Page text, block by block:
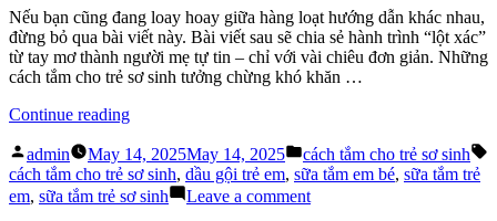
Lượt
Review
Nếu bạn cũng đang loay hoay giữa hàng loạt hướng dẫn khác nhau,
đừng bỏ qua bài viết này. Bài viết sau sẽ chia sẻ hành trình “lột xác”
từ tay mơ thành người mẹ tự tin – chỉ với vài chiêu đơn giản. Những
cách tắm cho trẻ sơ sinh tưởng chừng khó khăn …
Continue reading“Từ
Mang
Đến
Thành
Posted
by
admin May 14, 2025May 14, 2025
Posted
in
cách tắm cho trẻ sơ sinh
cách tắm cho trẻ sơ sinh, dầu gội trẻ em, sữa tắm em bé, sữa tắm trẻ
em, sữa tắm trẻ sơ sinh Leave a commenton